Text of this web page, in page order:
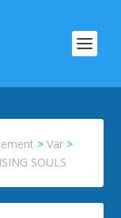
>Var >
SOULS